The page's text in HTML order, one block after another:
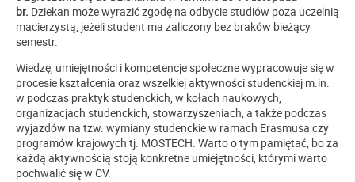
br. Dziekan może wyrazić zgodę na odbycie studiów poza uczelnią
macierzystą, jeżeli student ma zaliczony bez braków bieżący
semestr.
Wiedzę, umiejętności i kompetencje społeczne wypracowuje się w
procesie kształcenia oraz wszelkiej aktywności studenckiej m.in.
w podczas praktyk studenckich, w kołach naukowych,
organizacjach studenckich, stowarzyszeniach, a także podczas
wyjazdów na tzw. wymiany studenckie w ramach Erasmusa czy
programów krajowych tj. MOSTECH. Warto o tym pamiętać, bo za
każdą aktywnością stoją konkretne umiejętności, którymi warto
pochwalić się w CV.